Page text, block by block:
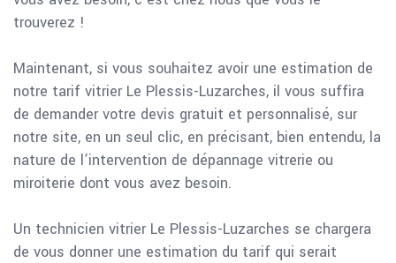
trouverez !
Maintenant, si vous souhaitez avoir une estimation de
notre tarif vitrier Le Plessis-Luzarches, il vous suffira
de demander votre devis gratuit et personnalisé, sur
notre site, en un seul clic, en précisant, bien entendu, la
nature de l’intervention de dépannage vitrerie ou
miroiterie dont vous avez besoin.
Un technicien vitrier Le Plessis-Luzarches se chargera
de vous donner une estimation du tarif qui serait